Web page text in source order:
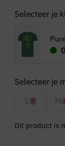
Selecteer je
S M
Dit product is